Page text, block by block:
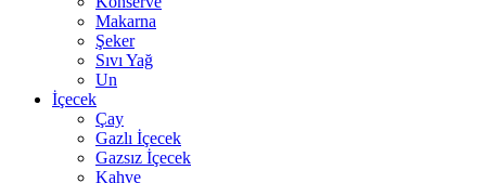
Makarna
Şeker
Sıvı Yağ
Un
İçecek
Çay
Gazlı İçecek
Gazsız İçecek
Kahve